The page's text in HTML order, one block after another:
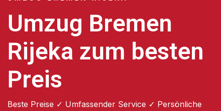
Umzug Bremen
Rijeka zum besten
Preis
Beste Preise ✓ Umfassender Service ✓ Persönliche